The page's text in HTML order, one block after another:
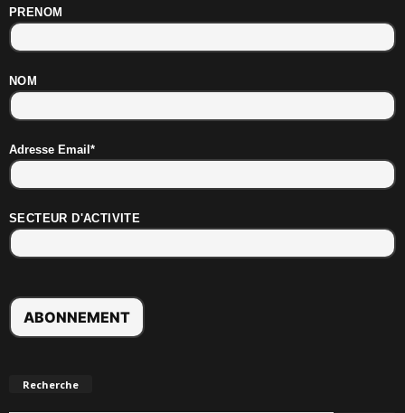
PRENOM
NOM
Adresse Email*
SECTEUR D'ACTIVITE
Recherche